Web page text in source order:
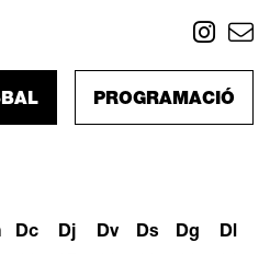
Link
PROGRAMACIÓ
Dc
Dj
Dv
Ds
Dg
Dl